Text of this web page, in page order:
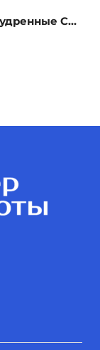
Перчатки виниловые неопудренные CTP-BS, размер S